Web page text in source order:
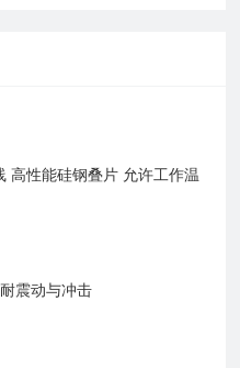
能硅钢叠片 允许工作温
动与冲击